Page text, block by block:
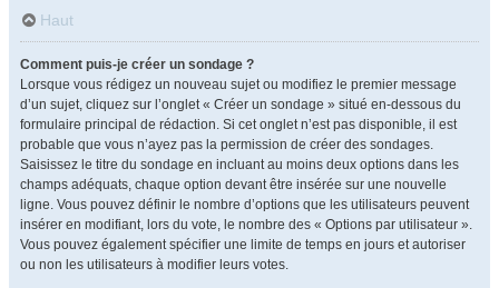
Haut
Comment puis-je créer un sondage ?
Lorsque vous rédigez un nouveau sujet ou modifiez le premier message
d’un sujet, cliquez sur l’onglet « Créer un sondage » situé en-dessous du
formulaire principal de rédaction. Si cet onglet n’est pas disponible, il est
probable que vous n’ayez pas la permission de créer des sondages.
Saisissez le titre du sondage en incluant au moins deux options dans les
champs adéquats, chaque option devant être insérée sur une nouvelle
ligne. Vous pouvez définir le nombre d’options que les utilisateurs peuvent
insérer en modifiant, lors du vote, le nombre des « Options par utilisateur ».
Vous pouvez également spécifier une limite de temps en jours et autoriser
ou non les utilisateurs à modifier leurs votes.